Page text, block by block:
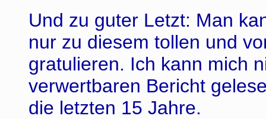
Und zu guter Letzt: Man
nur zu diesem tollen und
gratulieren. Ich kann mich
verwertbaren Bericht
die letzten 15 Jahre.